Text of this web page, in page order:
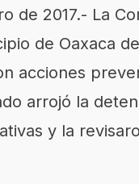
de 2017.- La
de Oaxaca
acciones
arrojó la
y la